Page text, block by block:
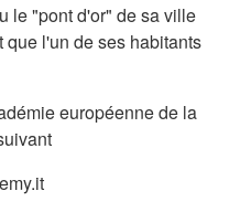
le "pont d'or" de sa ville
que l'un de ses habitants
européenne de la